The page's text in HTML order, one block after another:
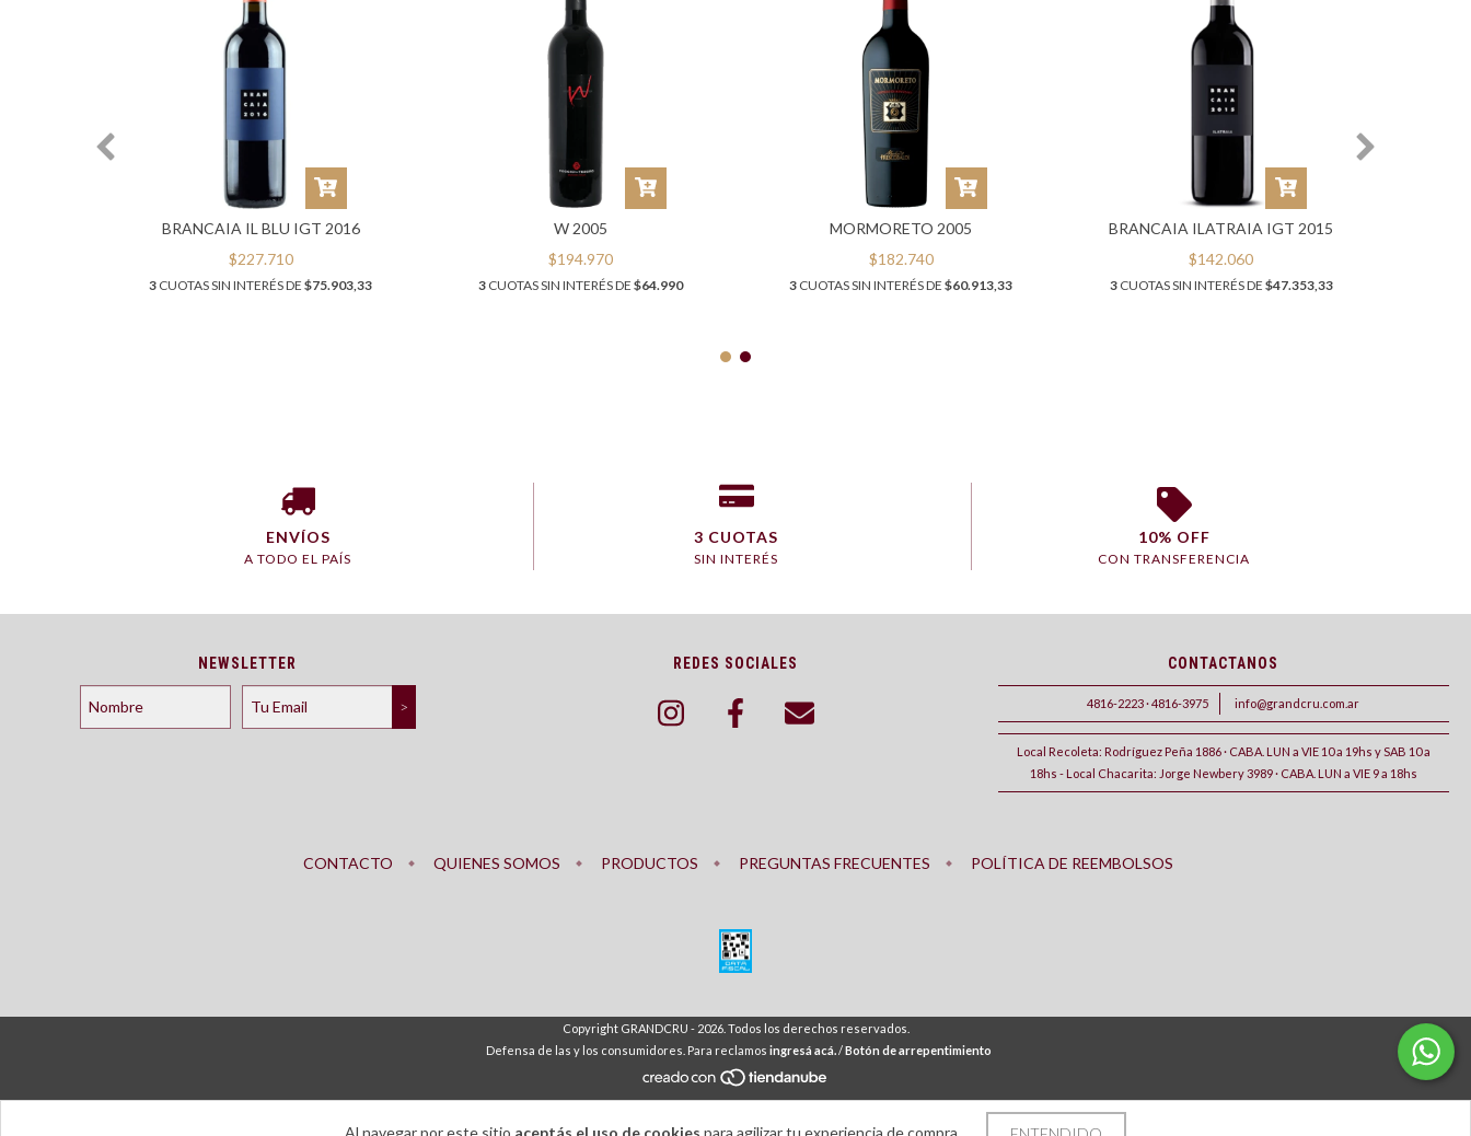
Al navegar por este sitio aceptás el uso de cookies para agilizar tu experiencia de compra.
BRANCAIA IL BLU IGT 2016
$227.710
3 CUOTAS SIN INTERÉS DE$75.903,33
W 2005
$194.970
3 CUOTAS SIN INTERÉS DE$64.990
MORMORETO 2005
$182.740
3 CUOTAS SIN INTERÉS DE$60.913,33
BRANCAIA ILATRAIA IGT 2015
$142.060
3CUOTAS SIN INTERÉS DE $47.353,33
ENVÍOS
A TODO EL PAÍS
3 CUOTAS
SIN INTERÉS
10% OFF
CON TRANSFERENCIA
NEWSLETTER REDES SOCIALES CONTACTANOS
4816-2223 · 4816-3975 info@grandcru.com.ar
Local Recoleta: Rodríguez Peña 1886 · CABA. LUN a VIE 10 a 19hs y SAB 10 a
18hs - Local Chacarita: Jorge Newbery 3989 · CABA. LUN a VIE 9 a 18hs
CONTACTO QUIENES SOMOS PRODUCTOS PREGUNTAS FRECUENTES POLÍTICA DE REEMBOLSOS
Copyright GRANDCRU - 2026. Todos los derechos reservados.
Defensa de las y los consumidores. Para reclamos ingresá acá. /Botón de arrepentimiento